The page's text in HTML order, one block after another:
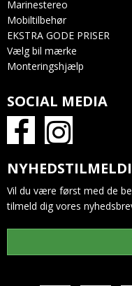
Marinestereo
Mobiltilbehør
EKSTRA GODE PRISER
Vælg bil mærke
Monteringshjælp
SOCIAL MEDIA
Vil du være først med de
tilmeld dig vores